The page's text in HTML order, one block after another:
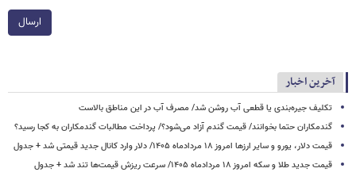
ارسال
آخرین اخبار
تکلیف جیره‌بندی یا قطعی آب روشن شد/ مصرف آب در این مناطق بالاست
گندمکاران حتما بخوانند/ قیمت گندم آزاد می‌شود؟/ پرداخت مطالبات گندمکاران به کجا رسید؟
قیمت دلار، یورو و سایر ارزها امروز ۱۸ مردادماه ۱۴۰۵/ دلار وارد کانال جدید قیمتی شد + جدول
قیمت جدید طلا و سکه امروز ۱۸ مردادماه ۱۴۰۵/ سرعت ریزش قیمت‌ها تند شد + جدول